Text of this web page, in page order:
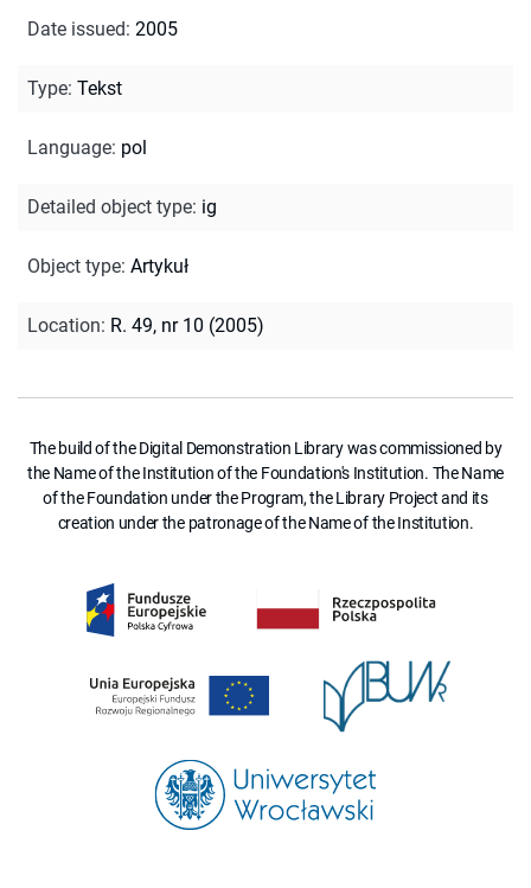
Date issued: 2005
Type: Tekst
Language: pol
Detailed object type: ig
Object type: Artykuł
Location: R. 49, nr 10 (2005)
The build of the Digital Demonstration Library was commissioned by
the Name of the Institution of the Foundation's Institution. The Name
of the Foundation under the Program, the Library Project and its
creation under the patronage of the Name of the Institution.